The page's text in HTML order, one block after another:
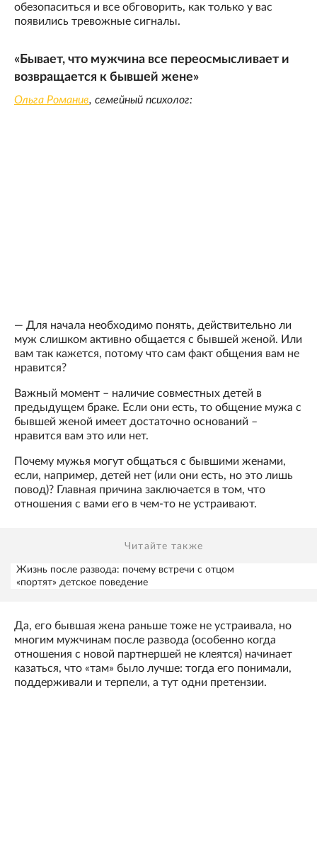
обезопаситься и все обговорить, как только у вас
появились тревожные сигналы.
«Бывает, что мужчина все переосмысливает и
возвращается к бывшей жене»
Ольга Романив, семейный психолог:
— Для начала необходимо понять, действительно ли
муж слишком активно общается с бывшей женой. Или
вам так кажется, потому что сам факт общения вам не
нравится?
Важный момент – наличие совместных детей в
предыдущем браке. Если они есть, то общение мужа с
бывшей женой имеет достаточно оснований –
нравится вам это или нет.
Почему мужья могут общаться с бывшими женами,
если, например, детей нет (или они есть, но это лишь
повод)? Главная причина заключается в том, что
отношения с вами его в чем-то не устраивают.
Читайте также
Жизнь после развода: почему встречи с отцом
«портят» детское поведение
Да, его бывшая жена раньше тоже не устраивала, но
многим мужчинам после развода (особенно когда
отношения с новой партнершей не клеятся) начинает
казаться, что «там» было лучше: тогда его понимали,
поддерживали и терпели, а тут одни претензии.